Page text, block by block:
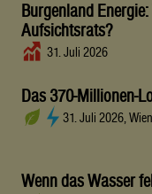
Burgenland
Aufsichtsrats?
31. Juli 2026
Das 370-Millionen-
31. Juli 2026, Wien
Wenn das Wasser